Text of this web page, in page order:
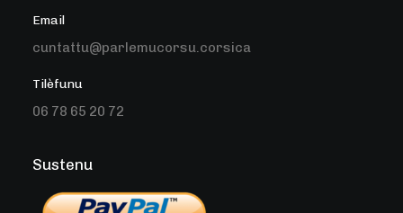
Email
cuntattu@parlemucorsu.corsica
Tilèfunu
06 78 65 20 72
Sustenu